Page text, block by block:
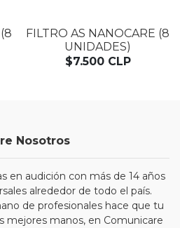
FILTRO AS NANOCARE (8
UNIDADES)
$7.500 CLP
Nosotros
en audición con más de 14 años
alrededor de todo el país.
de profesionales hace que tu
mejores manos, en Comunicare